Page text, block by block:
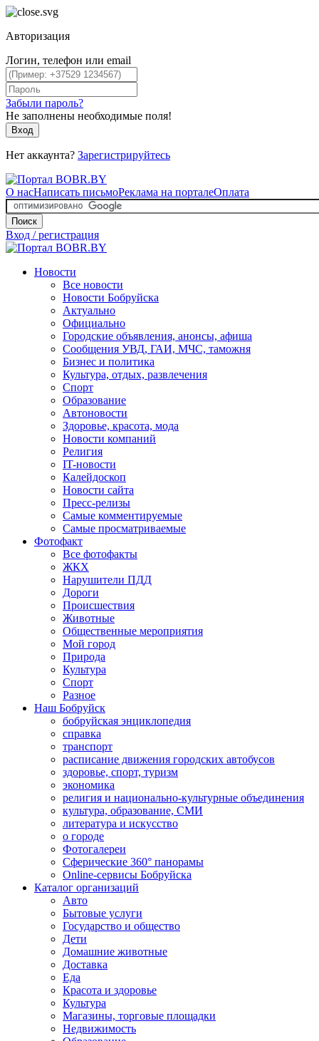
Авторизация
Логин, телефон или email
Забыли пароль?
Не заполнены необходимые поля!
Вход
Нет аккаунта? Зарегистрируйтесь
О насНаписать письмоРеклама на порталеОплата
Поиск
Вход / регистрация
Новости
Все новости
Новости Бобруйска
Актуально
Официально
Городские объявления, анонсы, афиша
Сообщения УВД, ГАИ, МЧС, таможня
Бизнес и политика
Культура, отдых, развлечения
Спорт
Образование
Автоновости
Здоровье, красота, мода
Новости компаний
Религия
IT-новости
Калейдоскоп
Новости сайта
Пресс-релизы
Самые комментируемые
Самые просматриваемые
Фотофакт
Все фотофакты
ЖКХ
Нарушители ПДД
Дороги
Происшествия
Животные
Общественные мероприятия
Мой город
Природа
Культура
Спорт
Разное
Наш Бобруйск
бобруйская энциклопедия
справка
транспорт
расписание движения городских автобусов
здоровье, спорт, туризм
экономика
религия и национально-культурные объединения
культура, образование, СМИ
литература и искусство
о городе
Фотогалереи
Сферические 360° панорамы
Online-сервисы Бобруйска
Каталог организаций
Авто
Бытовые услуги
Государство и общество
Дети
Домашние животные
Доставка
Еда
Красота и здоровье
Культура
Магазины, торговые площадки
Недвижимость